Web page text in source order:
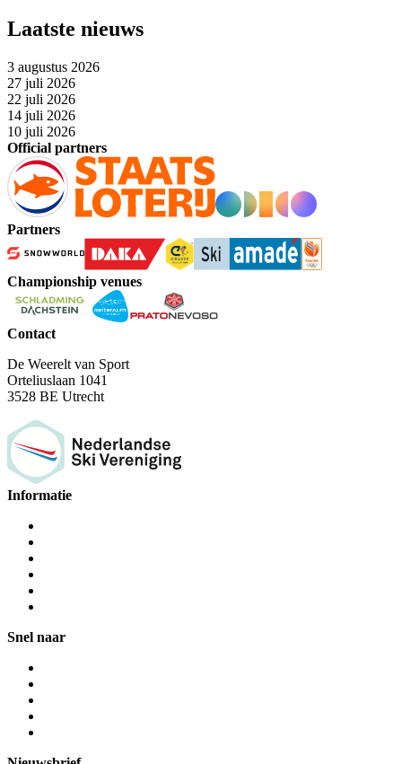
Laatste nieuws
3 augustus 2026
27 juli 2026
22 juli 2026
14 juli 2026
10 juli 2026
Official partners
Partners
Championship venues
Contact
De Weerelt van Sport
Orteliuslaan 1041
3528 BE Utrecht
Informatie
Snel naar